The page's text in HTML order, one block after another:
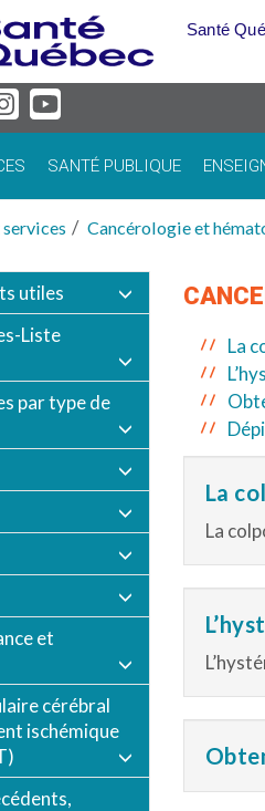
Santé
SANTÉ PUBLIQUE
services Cancérologie et
utiles
Liste
par type de
et
cérébral
ischémique
La
La
La